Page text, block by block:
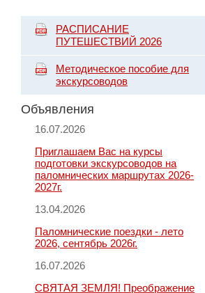
РАСПИСАНИЕ
ПУТЕШЕСТВИЙ 2026
Методическое пособие для
экскурсоводов
Объявления
16.07.2026
Приглашаем Вас на курсы
подготовки экскурсоводов на
паломнических маршрутах 2026-
2027г.
13.04.2026
Паломнические поездки - лето
2026, сентябрь 2026г.
16.07.2026
СВЯТАЯ ЗЕМЛЯ! Преображение